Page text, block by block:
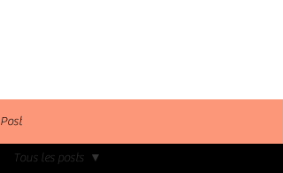
Post
Tous les posts